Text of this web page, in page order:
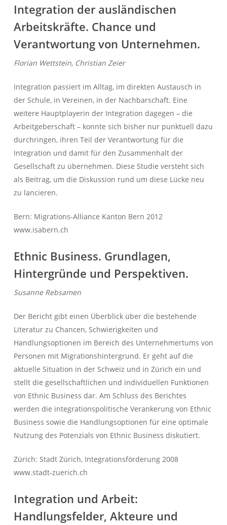
Integration der ausländischen
Arbeitskräfte. Chance und
Verantwortung von Unternehmen.
Florian Wettstein, Christian Zeier
Integration passiert im Alltag, im direkten Austausch in
der Schule, in Vereinen, in der Nachbarschaft. Eine
weitere Hauptplayerin der Integration dagegen – die
Arbeitgeberschaft – konnte sich bisher nur punktuell dazu
durchringen, ihren Teil der Verantwortung für die
Integration und damit für den Zusammenhalt der
Gesellschaft zu übernehmen. Diese Studie versteht sich
als Beitrag, um die Diskussion rund um diese Lücke neu
zu lancieren.
Bern: Migrations-Alliance Kanton Bern 2012
www.isabern.ch
Ethnic Business. Grundlagen,
Hintergründe und Perspektiven.
Susanne Rebsamen
Der Bericht gibt einen Überblick über die bestehende
Literatur zu Chancen, Schwierigkeiten und
Handlungsoptionen im Bereich des Unternehmertums von
Personen mit Migrationshintergrund. Er geht auf die
aktuelle Situation in der Schweiz und in Zürich ein und
stellt die gesellschaftlichen und individuellen Funktionen
von Ethnic Business dar. Am Schluss des Berichtes
werden die integrationspolitische Verankerung von Ethnic
Business sowie die Handlungsoptionen für eine optimale
Nutzung des Potenzials von Ethnic Business diskutiert.
Zürich: Stadt Zürich, Integrationsförderung 2008
www.stadt-zuerich.ch
Integration und Arbeit:
Handlungsfelder, Akteure und